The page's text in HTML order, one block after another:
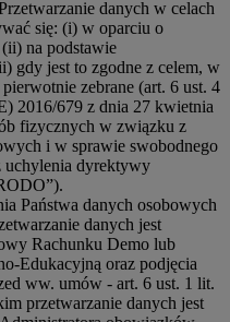
danych w celach
się: (i) w oparciu o
na podstawie
gdy jest to zgodne z celem, w
zebrane (art. 6 ust. 4
2016/679 z dnia 27 kwietnia
fizycznych w związku z
i w sprawie swobodnego
uchylenia dyrektywy
Państwa danych osobowych
danych jest
Rachunku Demo lub
Edukacyjną oraz podjęcia
ww. umów - art. 6 ust. 1 lit.
przetwarzanie danych jest